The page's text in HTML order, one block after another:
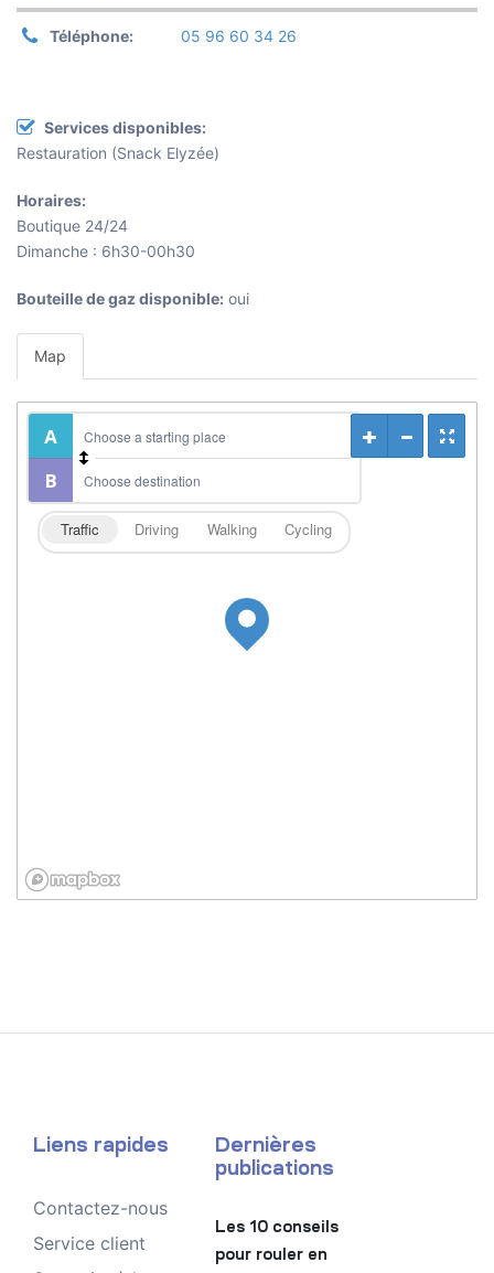
Téléphone: 05 96 60 34 26
Services disponibles:
Restauration (Snack Elyzée)
Horaires:
Boutique 24/24
Dimanche : 6h30-00h30
Bouteille de gaz disponible: oui
Map
Traffic Driving Walking Cycling
Liens rapides
Contactez-nous
Service client
Dernières
publications
Les 10 conseils
pour rouler en